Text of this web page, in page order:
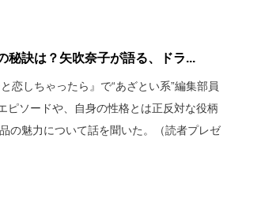
秘訣は？矢吹奈子が語る、ドラ...
恋しちゃったら』で“あざとい系”編集部員
ピソードや、自身の性格とは正反対な役柄
の魅力について話を聞いた。（読者プレゼ